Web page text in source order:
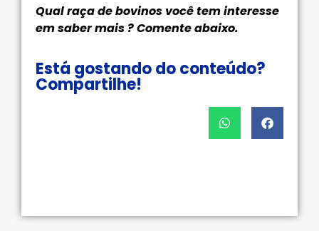
Qual raça de bovinos você tem interesse
em saber mais ? Comente abaixo.
Está gostando do conteúdo?
Compartilhe!